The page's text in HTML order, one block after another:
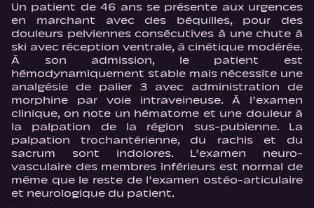
Un patient de 46 ans se présente aux urgences
en marchant avec des béquilles, pour des
douleurs pelviennes consécutives à une chute à
ski avec réception ventrale, à cinétique modérée.
À son admission, le patient est
hémodynamiquement stable mais nécessite une
analgésie de palier 3 avec administration de
morphine par voie intraveineuse. À l’examen
clinique, on note un hématome et une douleur à
la palpation de la région sus-pubienne. La
palpation trochantérienne, du rachis et du
sacrum sont indolores. L’examen neuro-
vasculaire des membres inférieurs est normal de
même que le reste de l'examen ostéo-articulaire
et neurologique du patient.